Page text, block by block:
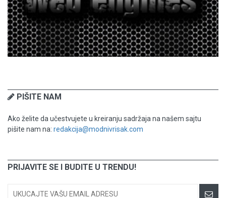
PIŠITE NAM
Ako želite da učestvujete u kreiranju sadržaja na našem sajtu
pišite nam na: redakcija@modnivrisak.com
PRIJAVITE SE I BUDITE U TRENDU!